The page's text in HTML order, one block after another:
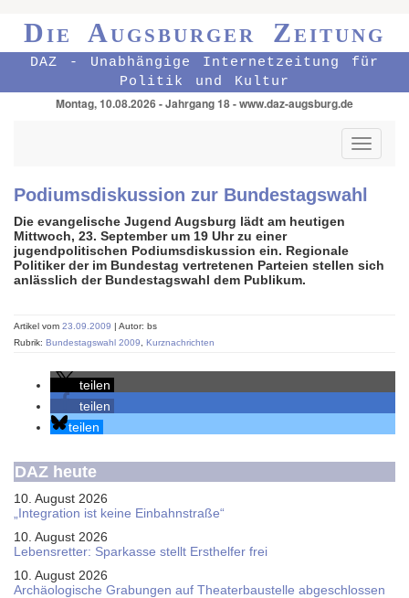
Die Augsburger Zeitung
DAZ - Unabhängige Internetzeitung für
Politik und Kultur
Montag, 10.08.2026 - Jahrgang 18 - www.daz-augsburg.de
Toggle
Podiumsdiskussion zur Bundestagswahl
Die evangelische Jugend Augsburg lädt am heutigen
Mittwoch, 23. September um 19 Uhr zu einer
jugendpolitischen Podiumsdiskussion ein. Regionale
Politiker der im Bundestag vertretenen Parteien stellen sich
anlässlich der Bundestagswahl dem Publikum.
Artikel vom 23.09.2009 | Autor: bs
Rubrik: Bundestagswahl 2009 Kurznachrichten
teilen
teilen
teilen
DAZ heute
10. August 2026
„Integration ist keine Einbahnstraße“
10. August 2026
Le­bens­ret­ter: Spar­kas­se stellt Erst­hel­fer frei
10. August 2026
Ar­chäo­lo­gi­sche Gra­bun­gen auf Thea­ter­bau­stel­le ab­ge­schlos­sen